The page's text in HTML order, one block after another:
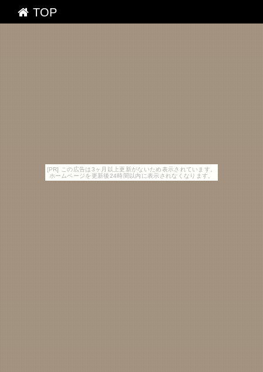
[PR] この広告は3ヶ月以上更新がないため表示されています。
ホームページを更新後24時間以内に表示されなくなります。
TOP